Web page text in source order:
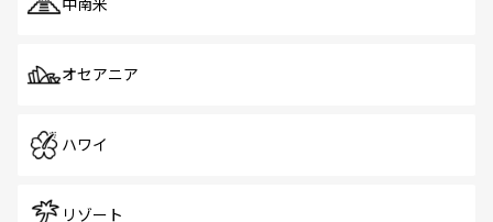
中南米
オセアニア
ハワイ
リゾート